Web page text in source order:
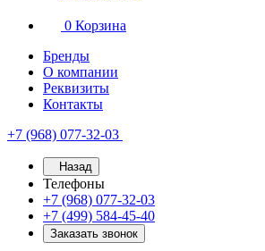
0 Корзина
Бренды
О компании
Реквизиты
Контакты
+7 (968) 077-32-03
Назад
Телефоны
+7 (968) 077-32-03
+7 (499) 584-45-40
Заказать звонок